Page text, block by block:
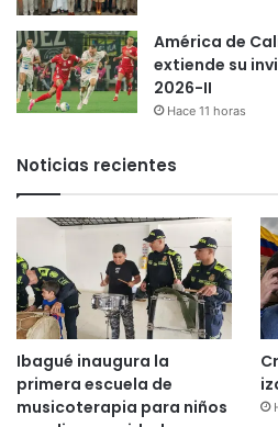
América de
extiende su
2026-II
Hace 11 horas
Noticias recientes
Ibagué inaugura la
primera escuela de
musicoterapia para niños